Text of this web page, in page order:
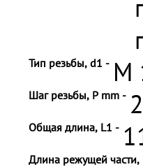
Тип резьбы, d1 - M
Шаг резьбы, P mm -
Общая длина, L1 -
Длина режущей части,